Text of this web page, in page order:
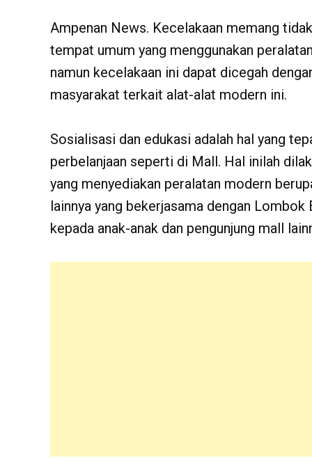
Ampenan News. Kecelakaan memang
tempat umum yang menggunakan
namun kecelakaan ini dapat dicegah
masyarakat terkait alat-alat modern ini.
Sosialisasi dan edukasi adalah hal yang
perbelanjaan seperti di Mall. Hal inilah
yang menyediakan peralatan modern
lainnya yang bekerjasama dengan
kepada anak-anak dan pengunjung mall